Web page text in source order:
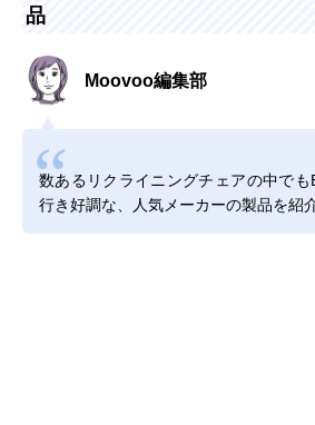
品
Moovoo編集部
数あるリクライニングチェアの中で
行き好調な、人気メーカーの製品を紹